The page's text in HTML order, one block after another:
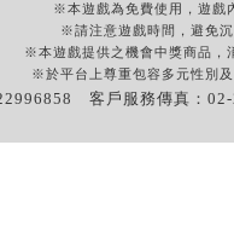
※本遊戲為免費使用，遊戲
※請注意遊戲時間，避免
※本遊戲提供之機會中獎商品，
※於平台上尊重包容多元性別
客戶服務傳真：